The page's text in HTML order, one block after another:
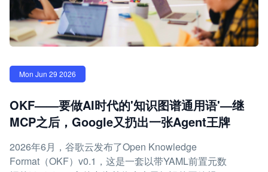
Mon Jun 29 2026
OKF——要做AI时代的'知识图谱通用语'—继
MCP之后，Google又扔出一张Agent王牌
2026年6月，谷歌云发布了Open Knowledge
Format（OKF）v0.1，这是一套以带YAML前置元数